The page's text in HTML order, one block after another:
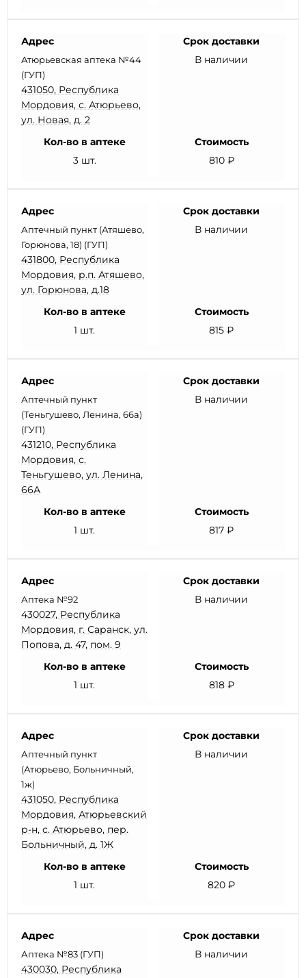
Адрес
Атюрьевская аптека №44
(ГУП)
431050, Республика
Мордовия, с. Атюрьево,
ул. Новая, д. 2
Срок доставки
В наличии
Кол-во в аптеке
3 шт.
Стоимость
810 ₽
Адрес
Аптечный пункт (Атяшево,
Горюнова, 18) (ГУП)
431800, Республика
Мордовия, р.п. Атяшево,
ул. Горюнова, д.18
Срок доставки
В наличии
Кол-во в аптеке
1 шт.
Стоимость
815 ₽
Адрес
Аптечный пункт
(Теньгушево, Ленина, 66а)
(ГУП)
431210, Республика
Мордовия, с.
Теньгушево, ул. Ленина,
66А
Срок доставки
В наличии
Кол-во в аптеке
1 шт.
Стоимость
817 ₽
Адрес
Аптека №92
430027, Республика
Мордовия, г. Саранск, ул.
Попова, д. 47, пом. 9
Срок доставки
В наличии
Кол-во в аптеке
1 шт.
Стоимость
818 ₽
Адрес
Аптечный пункт
(Атюрьево, Больничный,
1ж)
431050, Республика
Мордовия, Атюрьевский
р-н, с. Атюрьево, пер.
Больничный, д. 1Ж
Срок доставки
В наличии
Кол-во в аптеке
1 шт.
Стоимость
820 ₽
Адрес
Аптека №83 (ГУП)
430030, Республика
Срок доставки
В наличии